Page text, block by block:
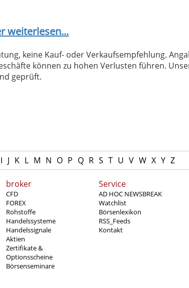
weiterlesen...
keine Kauf- oder Verkaufsempfehlung.
können zu hohen Verlusten führen.
geprüft.
I J K L M N O P Q R S T U V W X Y Z
broker
CFD
FOREX
Rohstoffe
Handelssysteme
Handelssignale
Aktien
Zertifikate &
Optionsscheine
Börsenseminare
Service
AD HOC NEWSBREAK
Watchlist
Börsenlexikon
RSS_Feeds
Kontakt